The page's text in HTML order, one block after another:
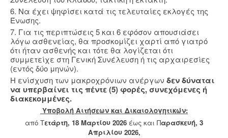
6. Να έχει ψηφίσει κατά τις τελευταίες εκλογές της
Ένωσης.
7. Για τις περιπτώσεις 5 και 6 εφόσον απουσιάσει
λόγω ασθενείας, θα προσκομίζει χαρτί από γιατρό
ότι ήταν ασθενής και τότε θα λογίζεται ότι
συμμετείχε στη Γενική Συνέλευση ή τις αρχαιρεσίες
(εντός δύο μηνών).
Η ενίσχυση των μακροχρόνιων ανέργων δεν δύναται
να υπερβαίνει τις πέντε (5) φορές, συνεχόμενες ή
διακεκομμένες.
Υποβολή Aιτήσεων και Δικαιολογητικών:
από Τετάρτη, 18 Μαρτίου 2026 έως και Παρασκευή, 3
Απριλίου 2026,